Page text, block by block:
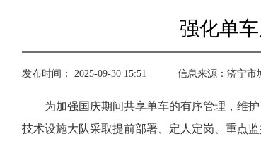
强化单
发布时间： 2025-09-30 15:51 信息来源： 济宁市
为加强国庆期间共享单车的有序管理，维
技术设施大队采取提前部署、定人定岗、重点